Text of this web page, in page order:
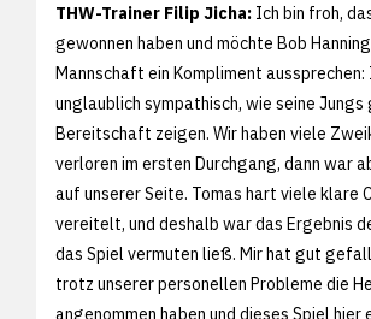
THW-Trainer Filip Jicha: Ich bin froh,
gewonnen haben und möchte Bob
Mannschaft ein Kompliment aussprechen:
unglaublich sympathisch, wie seine Jungs
Bereitschaft zeigen. Wir haben viele
verloren im ersten Durchgang, dann war
auf unserer Seite. Tomas hart viele klare
vereitelt, und deshalb war das Ergebnis
das Spiel vermuten ließ. Mir hat gut
trotz unserer personellen Probleme die
angenommen haben und dieses Spiel hier